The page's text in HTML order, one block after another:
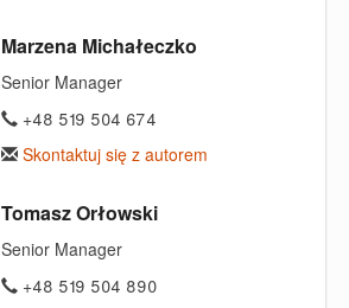
Marzena Michałeczko
Senior Manager
+48 519 504 674
Skontaktuj się z autorem
Tomasz Orłowski
Senior Manager
+48 519 504 890